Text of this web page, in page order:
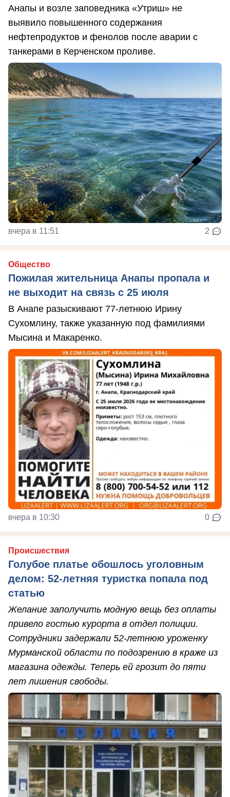
Анапы и возле заповедника «Утриш» не
выявило повышенного содержания
нефтепродуктов и фенолов после аварии с
танкерами в Керченском проливе.
вчера в 11:51 2
Общество
Пожилая жительница Анапы пропала и
не выходит на связь с 25 июля
В Анапе разыскивают 77-летнюю Ирину
Сухомлину, также указанную под фамилиями
Мысина и Макаренко.
вчера в 10:30 0
Происшествия
Голубое платье обошлось уголовным
делом: 52-летняя туристка попала под
статью
Желание заполучить модную вещь без оплаты
привело гостью курорта в отдел полиции.
Сотрудники задержали 52-летнюю уроженку
Мурманской области по подозрению в краже из
магазина одежды. Теперь ей грозит до пяти
лет лишения свободы.